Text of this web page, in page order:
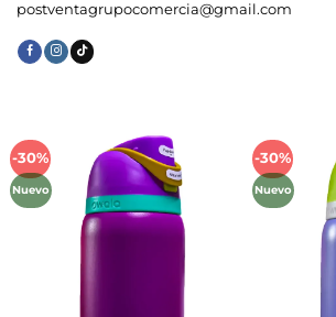
postventagrupocomercia@gmail.com
-30%
Nuevo
Añadir
lista de
deseos
-30%
Nuevo